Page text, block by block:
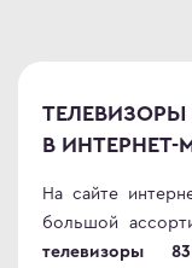
В ИНТЕРНЕТ-
На сайте
большой
телевизоры